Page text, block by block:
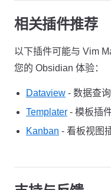
相关插件推荐
以下插件可能与 Vim
您的 Obsidian 体验：
Dataview - 数据查
Templater - 模板插
Kanban - 看板视图